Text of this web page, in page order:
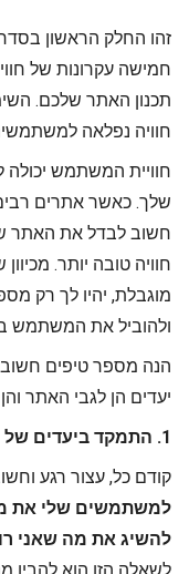
זהו החלק הראשון
חמישה עקרונות של
תכנון האתר שלכם.
חוויה נפלאה
חוויית המשתמש
שלך. כאשר אתרים
חשוב לבדל את האתר
חוויה טובה יותר.
מוגבלת, יהיו לך רק
ולהוביל את המשתמש
הנה מספר טיפים
יעדים הן לגבי האתר
1. התמקד ביעדים של המשתמשים שלך
קודם כל, עצור רגע
למשתמשים שלי את
להשיג את מה שאני